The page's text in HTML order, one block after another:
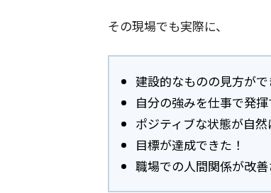
その現場でも実際に、
建設的なものの見方がで
自分の強みを仕事で発
ポジティブな状態が自
目標が達成できた！
職場での人間関係が改善